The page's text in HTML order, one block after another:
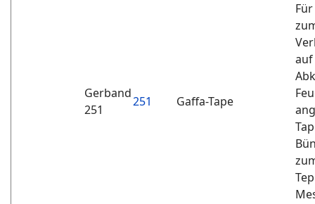
Gerband
251
251 Gaffa-Tape
auf